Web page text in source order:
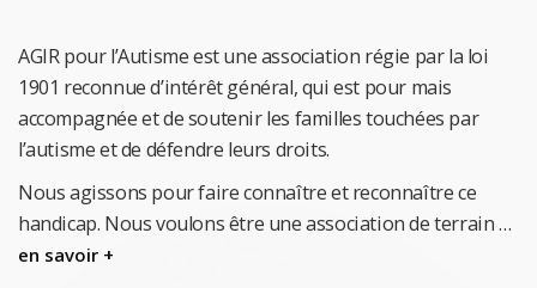
AGIR pour l’Autisme est une association régie par la loi
1901 reconnue d’intérêt général, qui est pour mais
accompagnée et de soutenir les familles touchées par
l’autisme et de défendre leurs droits.
Nous agissons pour faire connaître et reconnaître ce
handicap. Nous voulons être une association de terrain …
en savoir +